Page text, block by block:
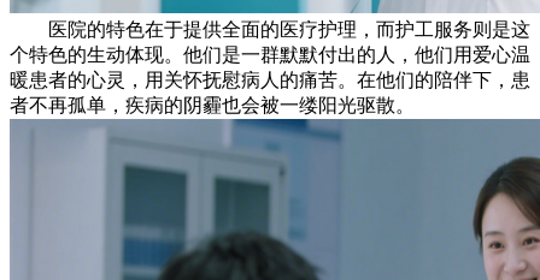
医院的特色在于提供全面的医疗护理，而护工服务则是这
个特色的生动体现。他们是一群默默付出的人，他们用爱心温
暖患者的心灵，用关怀抚慰病人的痛苦。在他们的陪伴下，患
者不再孤单，疾病的阴霾也会被一缕阳光驱散。